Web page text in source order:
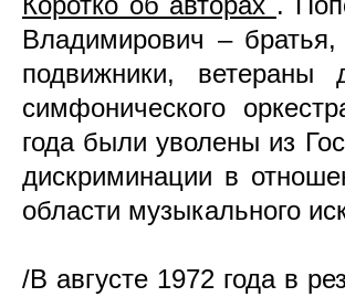
Владимирович –
подвижники,
симфонического
года были уволены из
дискриминации в
области музыкального
/В августе 1972 года в